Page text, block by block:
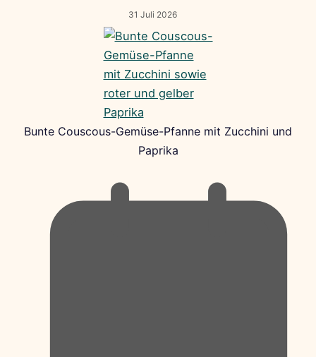
31 Juli 2026
Bunte Couscous-Gemüse-Pfanne mit Zucchini und
Paprika